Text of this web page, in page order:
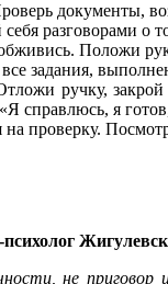
документы,
разговорами
Положи
задания,
ручку,
справлюсь, я
проверку.
не